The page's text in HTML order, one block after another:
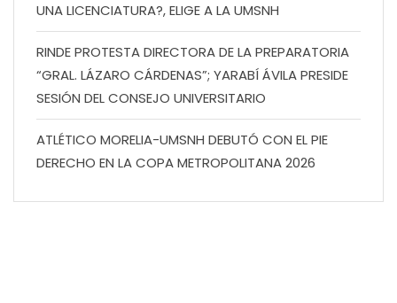
UNA LICENCIATURA?, ELIGE A LA UMSNH
RINDE PROTESTA DIRECTORA DE LA PREPARATORIA
“GRAL. LÁZARO CÁRDENAS”; YARABÍ ÁVILA PRESIDE
SESIÓN DEL CONSEJO UNIVERSITARIO
ATLÉTICO MORELIA-UMSNH DEBUTÓ CON EL PIE
DERECHO EN LA COPA METROPOLITANA 2026